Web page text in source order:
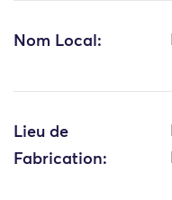
Nom Local:
Lieu de
Fabrication: